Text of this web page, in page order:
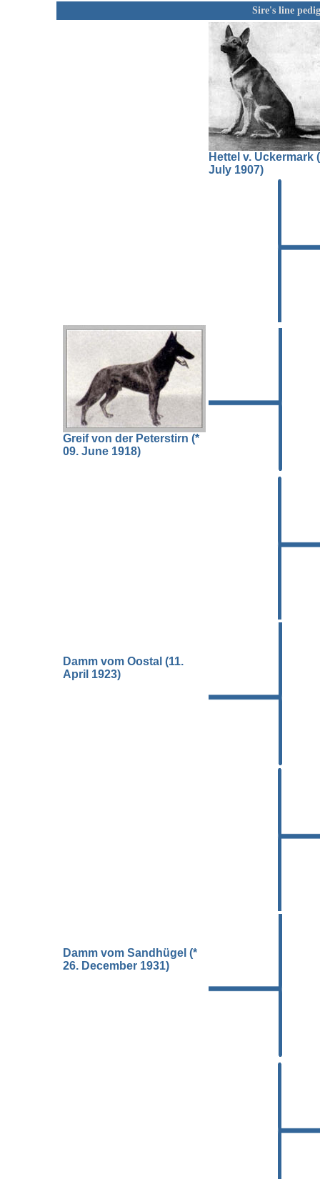
Sire's line
Hettel v. Uckermark
July 1907)
Greif von der Peterstirn (*
09. June 1918)
Damm vom Oostal (11.
April 1923)
Damm vom Sandhügel (*
26. December 1931)